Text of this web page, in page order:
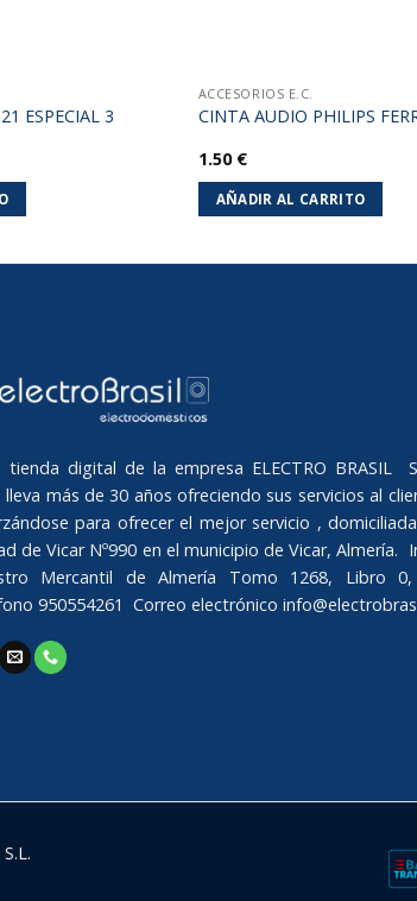
ESPECIAL 3
ACCESORIOS E.C.
CINTA AUDIO PHILIPS
1.50 €
AÑADIR AL CARRITO
tienda digital de la empresa ELECTRO BRASIL
lleva más de 30 años ofreciendo sus servicios al
para ofrecer el mejor servicio ,
de Vicar Nº990 en el municipio de Vicar, Almería.
Mercantil de Almería Tomo 1268, Libro
950554261 Correo electrónico